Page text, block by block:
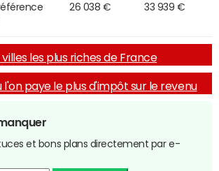
26 038 € 33 939 €
villes les plus riches de France
l'on paye le plus d'impôt sur le revenu
et bons plans directement par e-